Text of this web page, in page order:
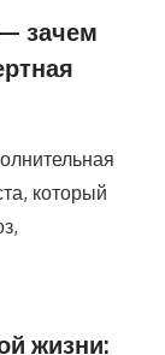
зачем
который
жизни: